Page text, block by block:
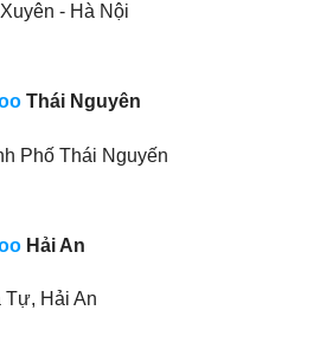
- Hà Nội
Thái Nguyên
Phố Thái Nguyến
Hải An
Tự, Hải An